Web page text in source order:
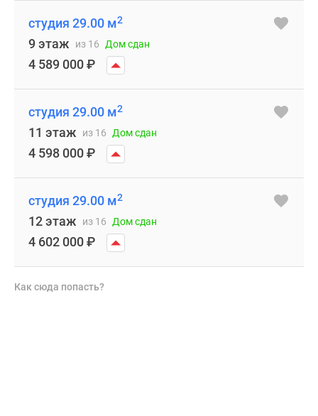
студия 29.00 м2
9 этаж из 16 Дом сдан
4 589 000₽
студия 29.00 м2
11 этаж из 16 Дом сдан
4 598 000₽
студия 29.00 м2
12 этаж из 16 Дом сдан
4 602 000₽
Как сюда попасть?